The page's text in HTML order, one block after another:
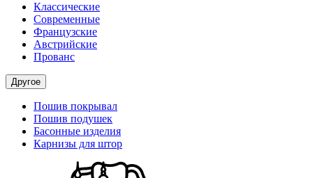
Классические
Современные
Французские
Австрийские
Прованс
Другое
Пошив покрывал
Пошив подушек
Басонные изделия
Карнизы для штор